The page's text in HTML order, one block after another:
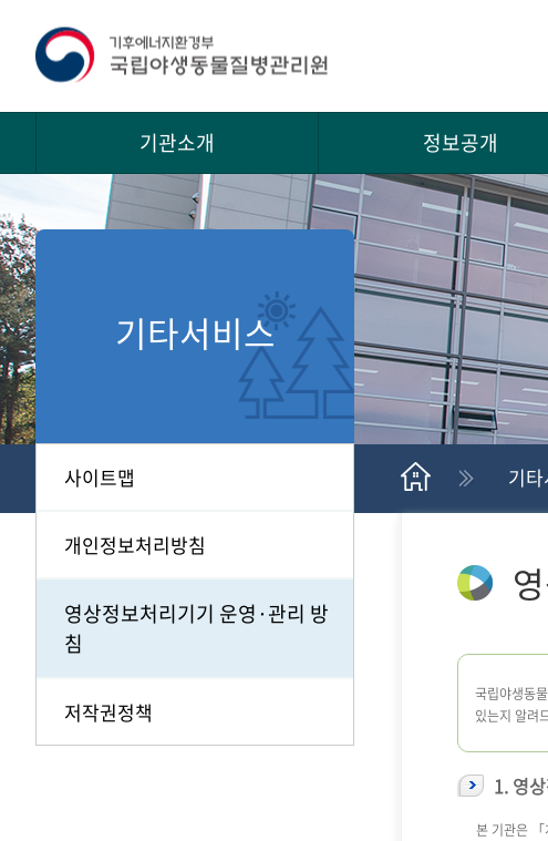
기관소개 정보공개
기
기타서비스
사이트맵
개인정보처리방침
영상정보처리기기 운영·관리 방
침
저작권정책
국립야생동
있는지 알려
1. 영
본 기관은